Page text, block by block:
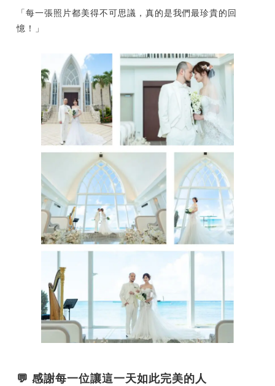
「每一張照片都美得不可思議，真的是我們最珍貴的回
憶！」
💬 感謝每一位讓這一天如此完美的人